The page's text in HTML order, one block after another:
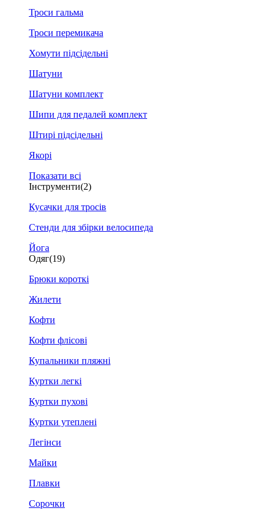
Троси гальма
Троси перемикача
Хомути підсідельні
Шатуни
Шатуни комплект
Шипи для педалей комплект
Штирі підсідельні
Якорі
Показати всі
Інструменти(2)
Кусачки для тросів
Стенди для збірки велосипеда
Йога
Одяг(19)
Брюки короткі
Жилети
Кофти
Кофти флісові
Купальники пляжні
Куртки легкі
Куртки пухові
Куртки утеплені
Легінси
Майки
Плавки
Сорочки